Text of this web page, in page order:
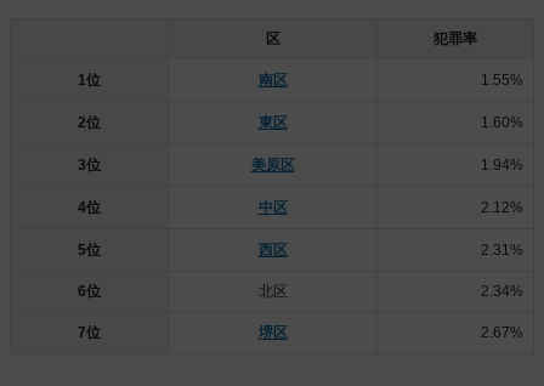
区 犯罪率
1位 南区 1.55%
2位 東区 1.60%
3位 美原区 1.94%
4位 中区 2.12%
5位 西区 2.31%
6位 北区 2.34%
7位 堺区 2.67%